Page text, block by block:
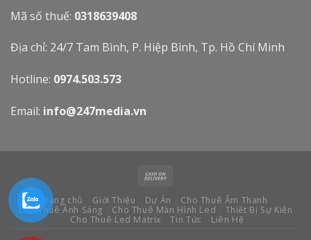
Mã số thuế: 0318639408
Địa chỉ: 24/7 Tam Bình, P. Hiệp Bình, Tp. Hồ Chí Minh
Hotline: 0974.503.573
Email: info@247media.vn
Trang chủ Giới Thiệu Dự Án
Cho Thuê Âm Thanh
Cho Thuê Ánh Sáng
Cho Thuê Màn Hình Led
Thiết Bị Sự Kiện
Cho Thuê Led Matrix
Tin Tức Liên Hệ